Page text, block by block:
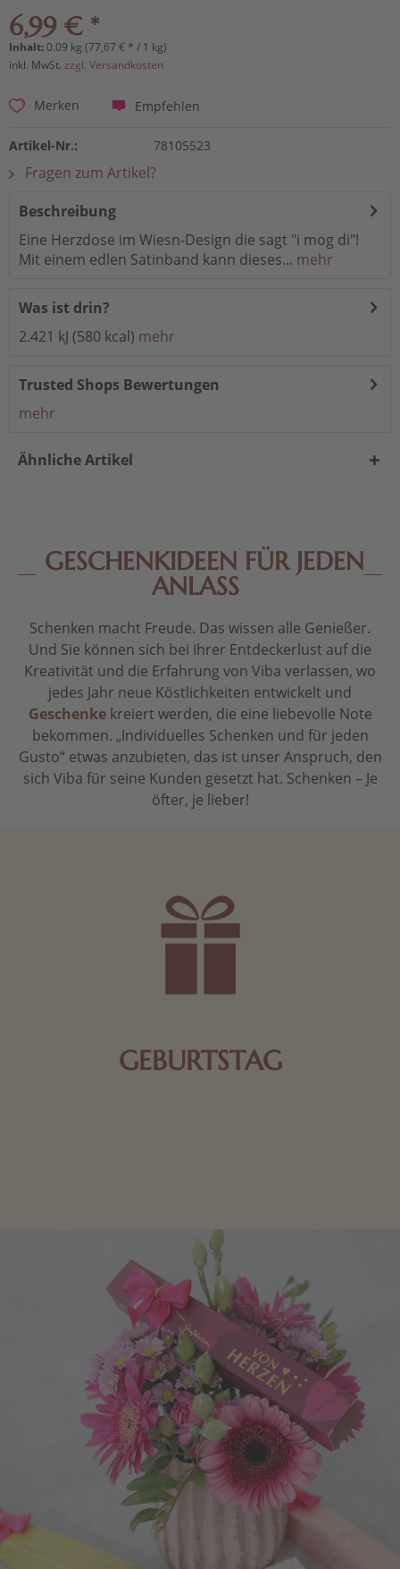
6,99 € *
Inhalt:0.09 kg (77,67 € * / 1 kg)
inkl. MwSt. zzgl. Versandkosten
Merken Empfehlen
Artikel-Nr.: 78105523
Fragen zum Artikel?
Beschreibung
Eine Herzdose im Wiesn-Design die sagt "i mog di"!
Mit einem edlen Satinband kann dieses... mehr
Was ist drin?
2.421 kJ (580 kcal) mehr
Trusted Shops Bewertungen
mehr
Ähnliche Artikel
GESCHENKIDEEN FÜR JEDEN
ANLASS
Schenken macht Freude. Das wissen alle Genießer.
Und Sie können sich bei Ihrer Entdeckerlust auf die
Kreativität und die Erfahrung von Viba verlassen, wo
jedes Jahr neue Köstlichkeiten entwickelt und
Geschenkekreiert werden, die eine liebevolle Note
bekommen. „Individuelles Schenken und für jeden
Gusto“ etwas anzubieten, das ist unser Anspruch, den
sich Viba für seine Kunden gesetzt hat. Schenken – Je
öfter, je lieber!
GEBURTSTAG